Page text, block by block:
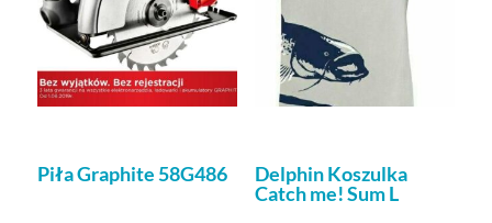
Piła Graphite 58G486
Delphin Koszulka
Catch me! Sum L